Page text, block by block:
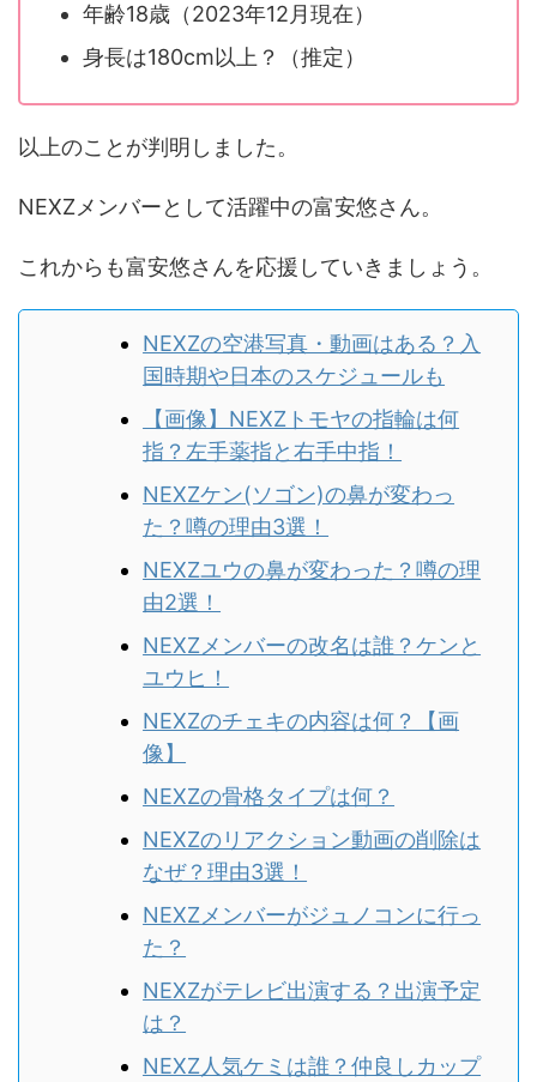
年齢18歳（2023年12月現在）
身長は180cm以上？（推定）
以上のことが判明しました。
NEXZメンバーとして活躍中の富安悠さん。
これからも富安悠さんを応援していきましょう。
NEXZの空港写真・動画はある？入
国時期や日本のスケジュールも
【画像】NEXZトモヤの指輪は何
指？左手薬指と右手中指！
NEXZケン(ソゴン)の鼻が変わっ
た？噂の理由3選！
NEXZユウの鼻が変わった？噂の理
由2選！
NEXZメンバーの改名は誰？ケンと
ユウヒ！
NEXZのチェキの内容は何？【画
像】
NEXZの骨格タイプは何？
NEXZのリアクション動画の削除は
なぜ？理由3選！
NEXZメンバーがジュノコンに行っ
た？
NEXZがテレビ出演する？出演予定
は？
NEXZ人気ケミは誰？仲良しカップ